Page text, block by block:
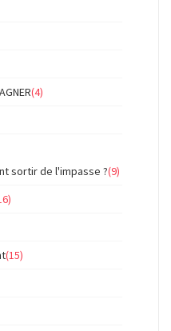
(4)
sortir de l'impasse ?(9)
(15)